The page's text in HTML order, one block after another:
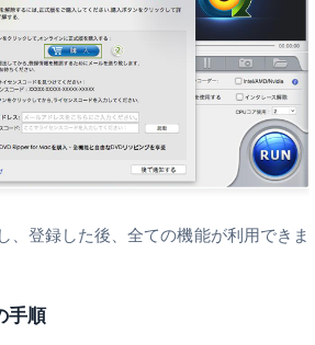
、登録した後、全ての機能が利用できま
手順